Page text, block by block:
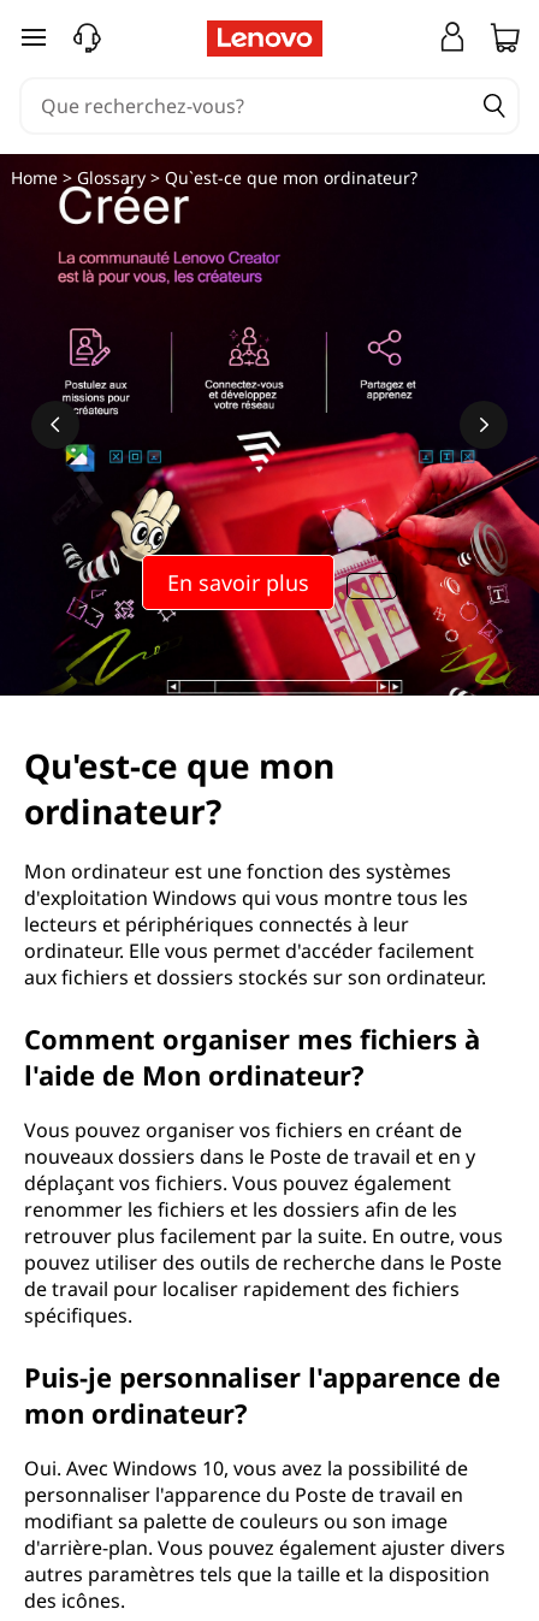
passer au contenu principal
En savoir plus
Home> Glossary> Qu`est-ce que mon ordinateur?
Qu'est-ce que mon
ordinateur?
Mon ordinateur est une fonction des systèmes
d'exploitation Windows qui vous montre tous les
lecteurs et périphériques connectés à leur
ordinateur. Elle vous permet d'accéder facilement
aux fichiers et dossiers stockés sur son ordinateur.
Comment organiser mes fichiers à
l'aide de Mon ordinateur?
Vous pouvez organiser vos fichiers en créant de
nouveaux dossiers dans le Poste de travail et en y
déplaçant vos fichiers. Vous pouvez également
renommer les fichiers et les dossiers afin de les
retrouver plus facilement par la suite. En outre, vous
pouvez utiliser des outils de recherche dans le Poste
de travail pour localiser rapidement des fichiers
spécifiques.
Puis-je personnaliser l'apparence de
mon ordinateur?
Oui. Avec Windows 10, vous avez la possibilité de
personnaliser l'apparence du Poste de travail en
modifiant sa palette de couleurs ou son image
d'arrière-plan. Vous pouvez également ajuster divers
autres paramètres tels que la taille et la disposition
des icônes.